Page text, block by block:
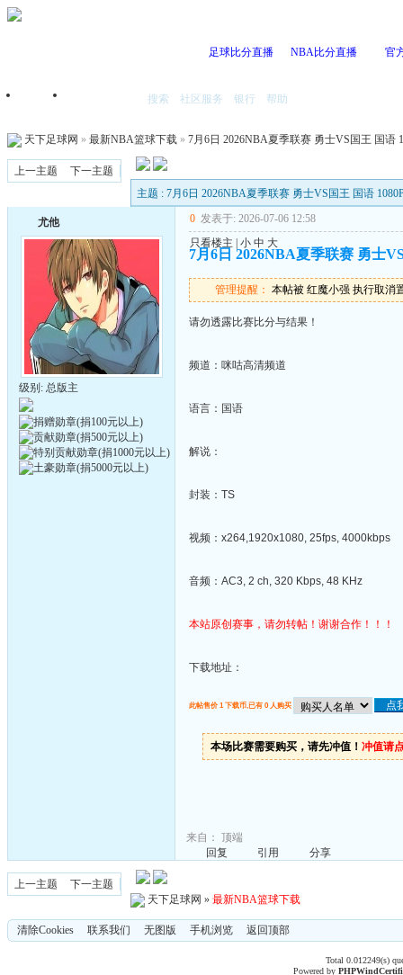
足球比分直播 NBA比分直播 官
首页 搜索 社区服务 银行 帮助
天下足球网 » 最新NBA篮球下载 » 7月6日 2026NBA夏季联赛 勇士VS国王 国语
上一主题
下一主题
主题 : 7月6日 2026NBA夏季联赛 勇士VS国王 国语
尤他
级别: 总版主
0 发表于: 2026-07-06 12:58
只看楼主
小 中 大
7月6日 2026NBA夏季联赛 勇士
管理提醒： 本帖被 红魔小强 执行取消
请勿透露比赛比分与结果！
频道：咪咕高清频道
语言：国语
解说：
封装：TS
视频：x264,1920x1080, 25fps, 4000kbps
音频：AC3, 2 ch, 320 Kbps, 48 KHz
本站原创赛事，请勿转帖！谢谢合作！！！
下载地址：
此帖售价 1 下载币,已有 0 人购买
本场比赛需要购买，请先冲值！ 冲值请
来自： 顶端
回复
引用 分享
上一主题
下一主题
天下足球网 » 最新NBA篮球下载
清除Cookies 联系我们 无图版 手机浏览 返回顶部
Total 0.012249(s)
Powered byPHPWind